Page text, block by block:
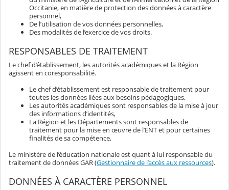
Occitanie, en matière de protection des données à caractère
personnel,
De l’utilisation de vos données personnelles,
Des modalités de l’exercice de vos droits.
RESPONSABLES DE TRAITEMENT
Le chef d’établissement, les autorités académiques et la Région
agissent en coresponsabilité.
Le chef d’établissement est responsable de traitement pour
toutes les données liées aux besoins pédagogiques,
Les autorités académiques sont responsables de la mise à jour
des informations d’identités,
La Région et les Départements sont responsables de
traitement pour la mise en œuvre de l’ENT et pour certaines
finalités de sa compétence,
Le ministère de l’éducation nationale est quant à lui responsable du
traitement de données GAR (Gestionnaire de l’accès aux ressources).
DONNÉES À CARACTÈRE PERSONNEL